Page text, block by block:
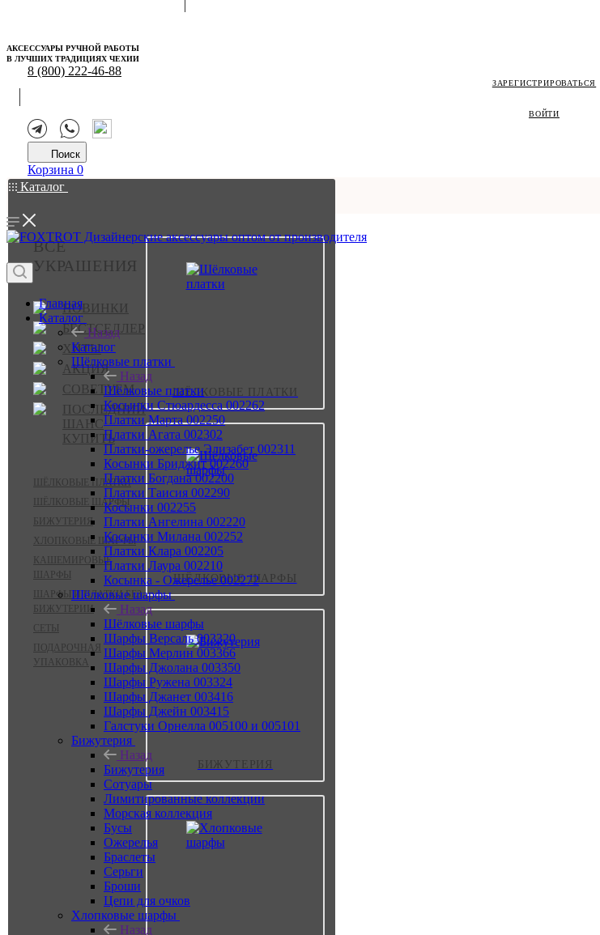
АКСЕССУАРЫ РУЧНОЙ РАБОТЫ
В ЛУЧШИХ ТРАДИЦИЯХ ЧЕХИИ
8 (800) 222-46-88
ЗАРЕГИСТРИРОВАТЬСЯ
ВОЙТИ
Поиск
Корзина 0
Каталог
ВСЕ
УКРАШЕНИЯ
НОВИНКИ
БЕСТСЕЛЛЕР
ХИТЫ
АКЦИЯ
СОВЕТУЕМ
ПОСЛЕДНИЙ
ШАНС
КУПИТЬ
ШЁЛКОВЫЕ ПЛАТКИ
ШЁЛКОВЫЕ ШАРФЫ
БИЖУТЕРИЯ
ХЛОПКОВЫЕ ШАРФЫ
КАШЕМИРОВЫЕ
ШАРФЫ
ШАРФЫ И ПЛАТКИ БЕЗ
БИЖУТЕРИИ
СЕТЫ
ПОДАРОЧНАЯ
УПАКОВКА
ШЁЛКОВЫЕ ПЛАТКИ
ШЁЛКОВЫЕ ШАРФЫ
БИЖУТЕРИЯ
Главная
Каталог
Назад
Каталог
Шёлковые платки
Назад
Шёлковые платки
Косынки Стюардесса 002262
Платки Марта 002250
Платки Агата 002302
Платки-ожерелье Элизабет 002311
Косынки Бриджит 002260
Платки Богдана 002200
Платки Таисия 002290
Косынки 002255
Платки Ангелина 002220
Косынки Милана 002252
Платки Клара 002205
Платки Лаура 002210
Косынка - Ожерелье 002272
Шёлковые шарфы
Назад
Шёлковые шарфы
Шарфы Версаль 003320
Шарфы Мерлин 003366
Шарфы Джолана 003350
Шарфы Ружена 003324
Шарфы Джанет 003416
Шарфы Джейн 003415
Галстуки Орнелла 005100 и 005101
Бижутерия
Назад
Бижутерия
Сотуары
Лимитированные коллекции
Морская коллекция
Бусы
Ожерелья
Браслеты
Серьги
Броши
Цепи для очков
Хлопковые шарфы
Назад